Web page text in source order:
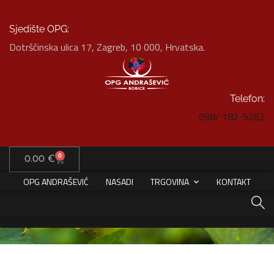
Sjedište OPG:
Dotrščinska ulica 17, Zagreb, 10 000, Hrvatska.
Telefon:
098/ 182-5262
0.00 € 0
OPG ANDRAŠEVIĆ NASADI TRGOVINA KONTAKT
HOME ZAMRZNUTI PLODOVI